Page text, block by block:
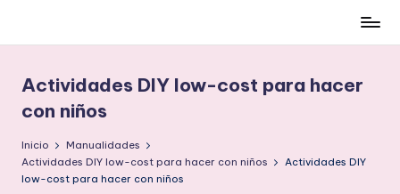
contenido
low-
cost
y
morir
en
Actividades DIY low-cost para hacer
con niños
Inicio
Manualidades
Actividades DIY low-cost para hacer con niños
Actividades DIY
low-cost para hacer con niños